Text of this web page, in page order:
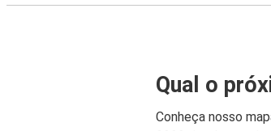
Qual o
Conheça nosso